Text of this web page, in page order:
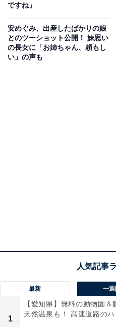
ですね」
安めぐみ、出産したばかりの娘
とのツーショット公開！ 妹思い
の長女に「お姉ちゃん、頼もし
い」の声も
最新 一週
1
【愛知県】無料の動物園
天然温泉も！ 高速道路のハ